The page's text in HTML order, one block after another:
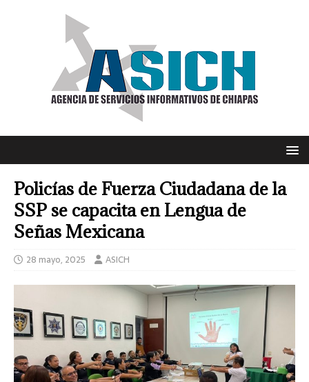
Policías de Fuerza Ciudadana de la
SSP se capacita en Lengua de
Señas Mexicana
28 mayo, 2025 ASICH